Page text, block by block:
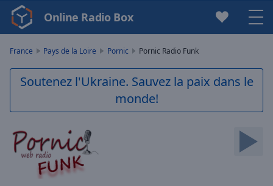
Video
Player
Play
Video
Skip
Skip
Forward
Mute
Online Radio Box
France Pays de la Loire Pornic Pornic Radio Funk
Soutenez l'Ukraine. Sauvez la paix dans le
monde!